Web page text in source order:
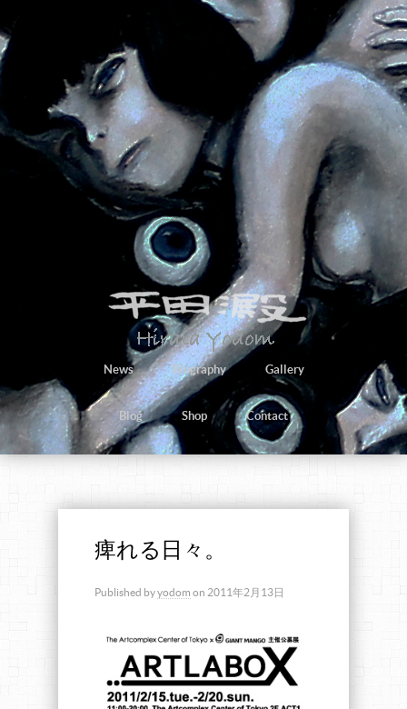
News Biography Gallery
Blog Shop Contact
痺れる日々。
Published byyodom on 2011年2月13日